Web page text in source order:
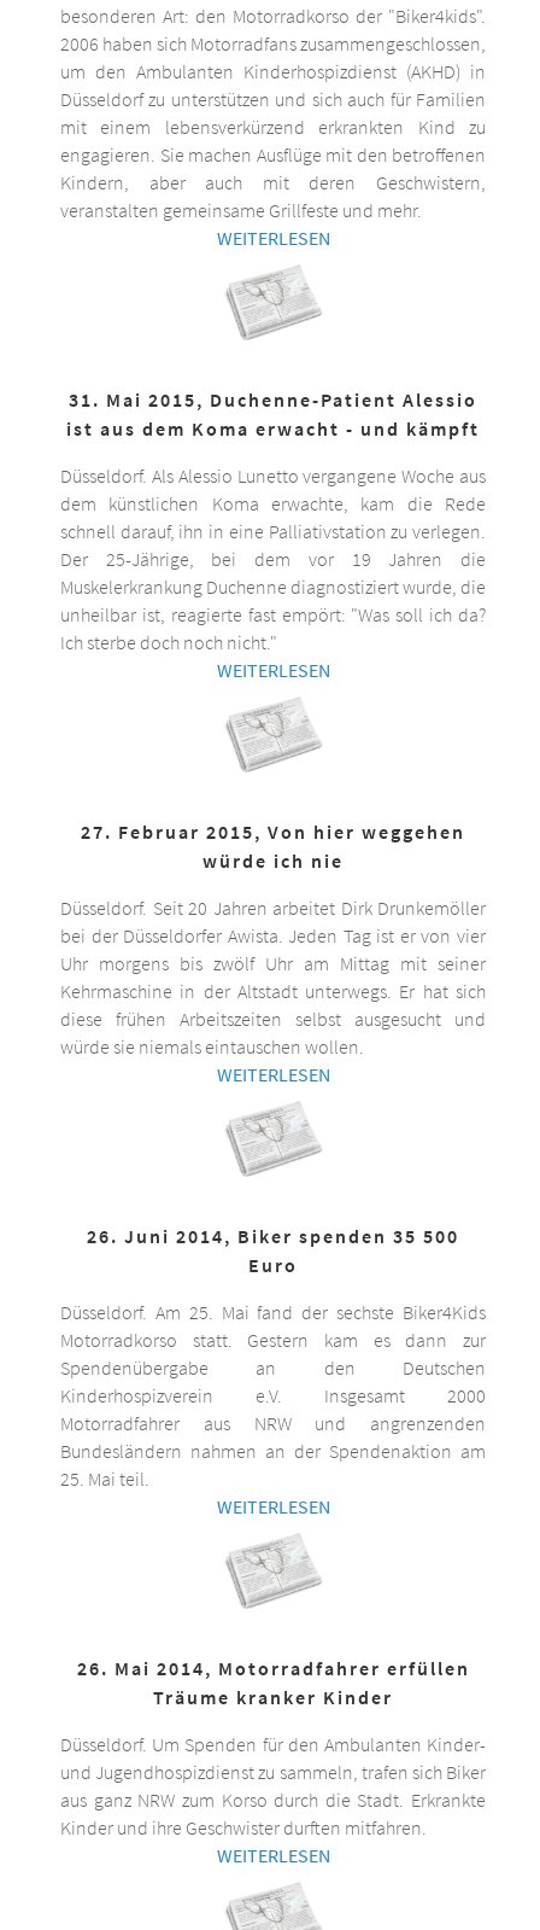
besonderen Art: den Motorradkorso der "Biker4kids".
2006 haben sich Motorradfans zusammengeschlossen,
um den Ambulanten Kinderhospizdienst (AKHD) in
Düsseldorf zu unterstützen und sich auch für Familien
mit einem lebensverkürzend erkrankten Kind zu
engagieren. Sie machen Ausflüge mit den betroffenen
Kindern, aber auch mit deren Geschwistern,
veranstalten gemeinsame Grillfeste und mehr.
WEITERLESEN
31. Mai 2015, Duchenne-Patient Alessio
ist aus dem Koma erwacht - und kämpft
Düsseldorf. Als Alessio Lunetto vergangene Woche aus
dem künstlichen Koma erwachte, kam die Rede
schnell darauf, ihn in eine Palliativstation zu verlegen.
Der 25-Jährige, bei dem vor 19 Jahren die
Muskelerkrankung Duchenne diagnostiziert wurde, die
unheilbar ist, reagierte fast empört: "Was soll ich da?
Ich sterbe doch noch nicht."
WEITERLESEN
27. Februar 2015, Von hier weggehen
würde ich nie
Düsseldorf. Seit 20 Jahren arbeitet Dirk Drunkemöller
bei der Düsseldorfer Awista. Jeden Tag ist er von vier
Uhr morgens bis zwölf Uhr am Mittag mit seiner
Kehrmaschine in der Altstadt unterwegs. Er hat sich
diese frühen Arbeitszeiten selbst ausgesucht und
würde sie niemals eintauschen wollen.
WEITERLESEN
26. Juni 2014, Biker spenden 35 500
Euro
Düsseldorf. Am 25. Mai fand der sechste Biker4Kids
Motorradkorso statt. Gestern kam es dann zur
Spendenübergabe an den Deutschen
Kinderhospizverein e.V. Insgesamt 2000
Motorradfahrer aus NRW und angrenzenden
Bundesländern nahmen an der Spendenaktion am
25. Mai teil.
WEITERLESEN
26. Mai 2014, Motorradfahrer erfüllen
Träume kranker Kinder
Düsseldorf. Um Spenden für den Ambulanten Kinder-
und Jugendhospizdienst zu sammeln, trafen sich Biker
aus ganz NRW zum Korso durch die Stadt. Erkrankte
Kinder und ihre Geschwister durften mitfahren.
WEITERLESEN